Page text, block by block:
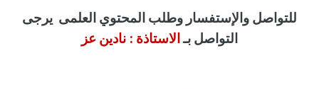
للتواصل والإستفسار وطلب المحتوي العلمى
يرجى
التواصل بـالاستاذة : نادين عز